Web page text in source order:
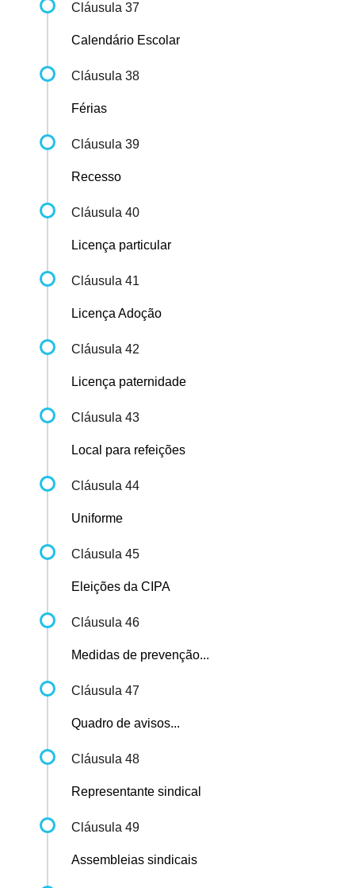
Cláusula 37
Calendário Escolar
Cláusula 38
Férias
Cláusula 39
Recesso
Cláusula 40
Licença particular
Cláusula 41
Licença Adoção
Cláusula 42
Licença paternidade
Cláusula 43
Local para refeições
Cláusula 44
Uniforme
Cláusula 45
Eleições da CIPA
Cláusula 46
Medidas de prevenção...
Cláusula 47
Quadro de avisos...
Cláusula 48
Representante sindical
Cláusula 49
Assembleias sindicais